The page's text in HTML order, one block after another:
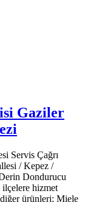
Gaziler
Servis Çağrı
/ Kepez /
Dondurucu
hizmet
ürünleri; Miele